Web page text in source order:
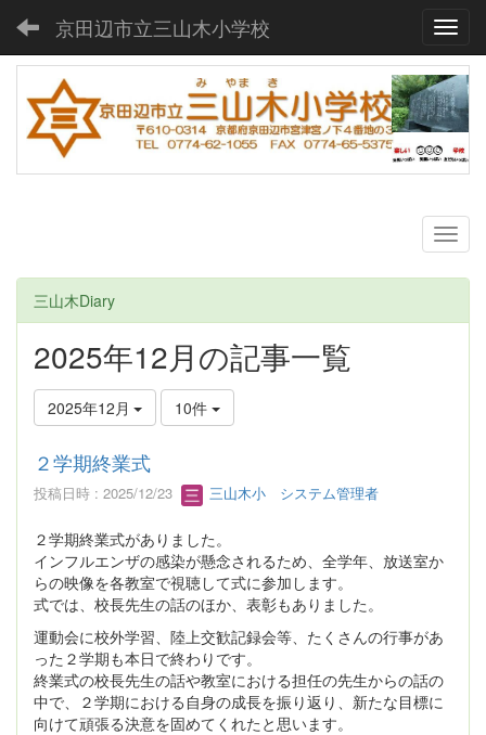
京田辺市立三山木小学校
三山木Diary
2025年12月の記事一覧
2025年12月 10件
２学期終業式
投稿日時 : 2025/12/23 三山木小 システム管理者
２学期終業式がありました。
インフルエンザの感染が懸念されるため、全学年、放送室か
らの映像を各教室で視聴して式に参加します。
式では、校長先生の話のほか、表彰もありました。
運動会に校外学習、陸上交歓記録会等、たくさんの行事があ
った２学期も本日で終わりです。
終業式の校長先生の話や教室における担任の先生からの話の
中で、２学期における自身の成長を振り返り、新たな目標に
向けて頑張る決意を固めてくれたと思います。